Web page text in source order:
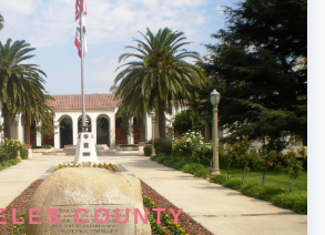
COUNTY